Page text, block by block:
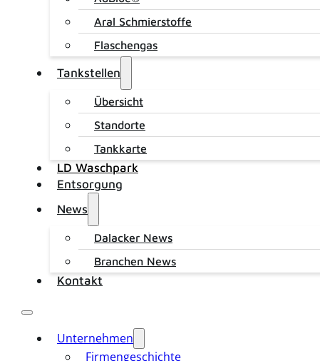
Aral Schmierstoffe
Flaschengas
Tankstellen
Übersicht
Standorte
Tankkarte
LD Waschpark
Entsorgung
News
Dalacker News
Branchen News
Kontakt
Unternehmen
Firmengeschichte
Zertifiziert nachhaltige Autowäsche